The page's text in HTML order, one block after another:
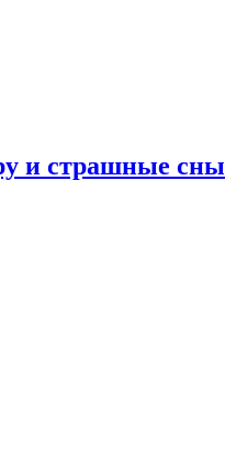
и страшные сны